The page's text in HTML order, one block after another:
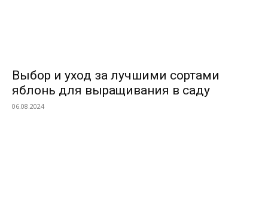
Выбор и уход за лучшими сортами
яблонь для выращивания в саду
06.08.2024